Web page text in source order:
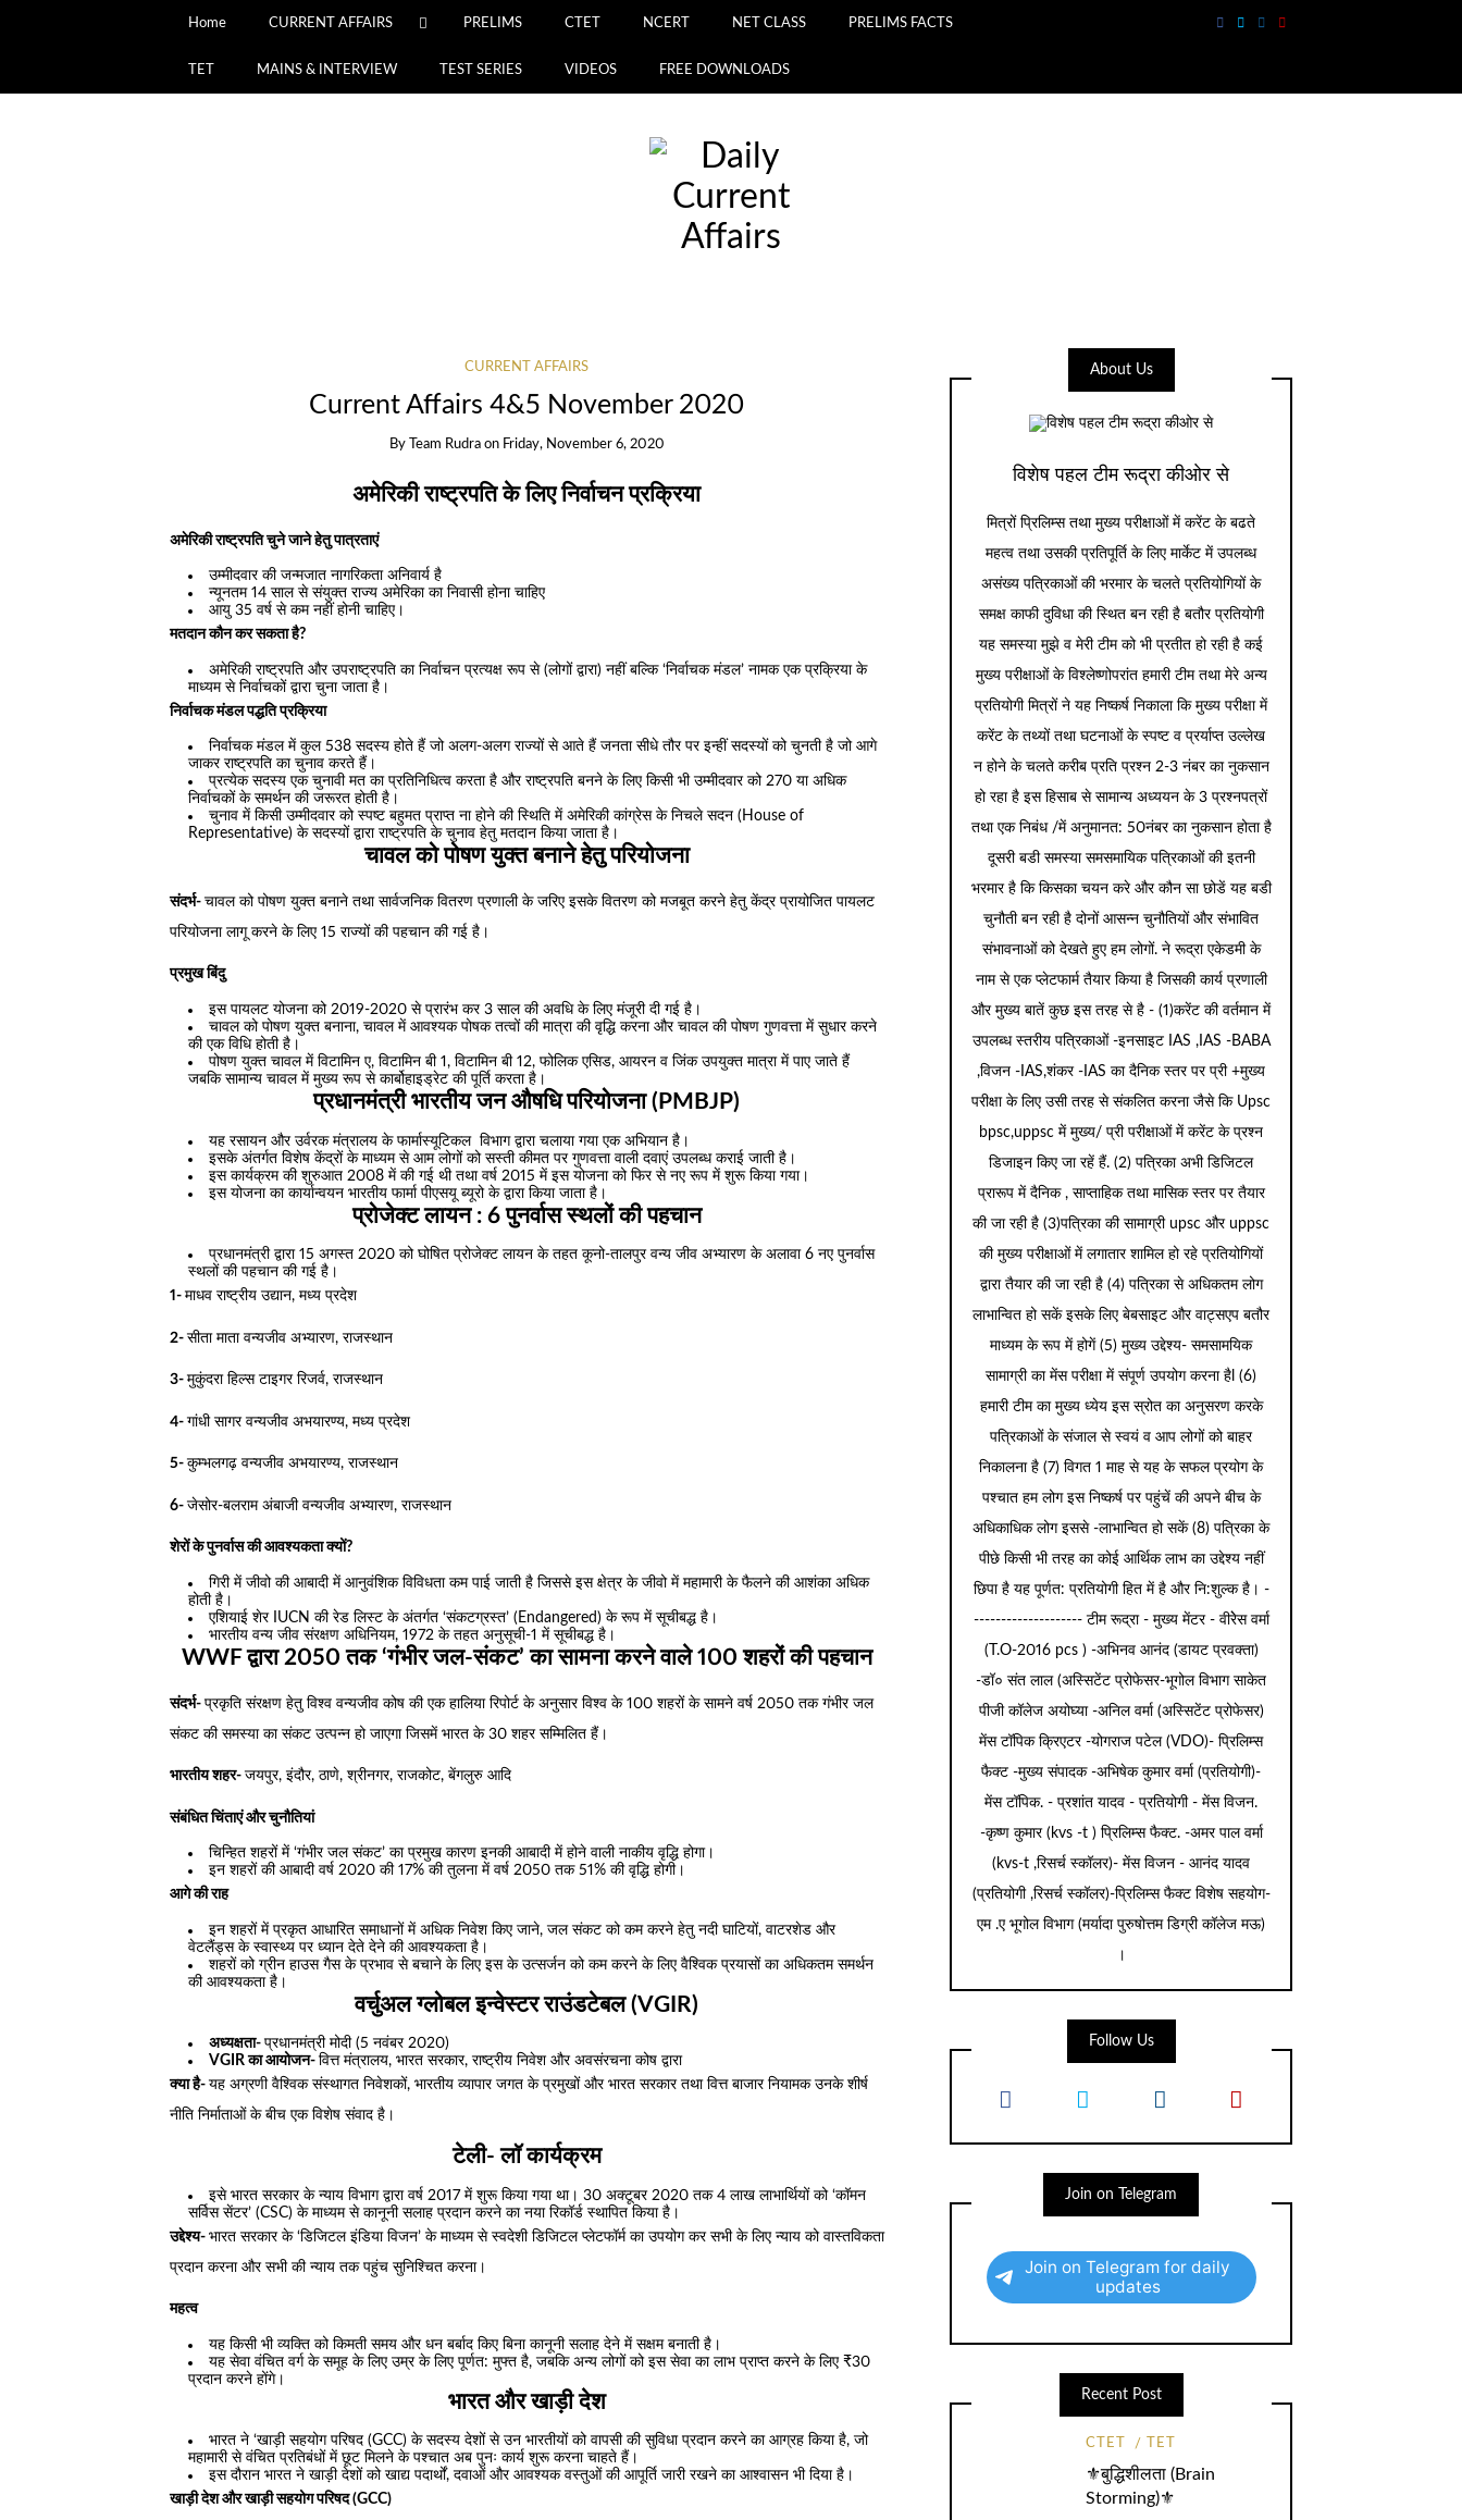
Home CURRENT AFFAIRS PRELIMS CTET NCERT NET CLASS PRELIMS FACTS
TET MAINS & INTERVIEW TEST SERIES VIDEOS FREE DOWNLOADS
CURRENT AFFAIRS
Current Affairs 4&5 November 2020
By Team Rudra on Friday, November 6, 2020
अमेरिकी राष्ट्रपति के लिए निर्वाचन प्रक्रिया
अमेरिकी राष्ट्रपति चुने जाने हेतु पात्रताएं
उम्मीदवार की जन्मजात नागरिकता अनिवार्य है
न्यूनतम 14 साल से संयुक्त राज्य अमेरिका का निवासी होना चाहिए
आयु 35 वर्ष से कम नहीं होनी चाहिए।
मतदान कौन कर सकता है?
अमेरिकी राष्ट्रपति और उपराष्ट्रपति का निर्वाचन प्रत्यक्ष रूप से (लोगों द्वारा) नहीं बल्कि ‘निर्वाचक मंडल’ नामक एक प्रक्रिया के
माध्यम से निर्वाचकों द्वारा चुना जाता है।
निर्वाचक मंडल पद्धति प्रक्रिया
निर्वाचक मंडल में कुल 538 सदस्य होते हैं जो अलग-अलग राज्यों से आते हैं जनता सीधे तौर पर इन्हीं सदस्यों को चुनती है जो आगे
जाकर राष्ट्रपति का चुनाव करते हैं।
प्रत्येक सदस्य एक चुनावी मत का प्रतिनिधित्व करता है और राष्ट्रपति बनने के लिए किसी भी उम्मीदवार को 270 या अधिक
निर्वाचकों के समर्थन की जरूरत होती है।
चुनाव में किसी उम्मीदवार को स्पष्ट बहुमत प्राप्त ना होने की स्थिति में अमेरिकी कांग्रेस के निचले सदन (House of
Representative) के सदस्यों द्वारा राष्ट्रपति के चुनाव हेतु मतदान किया जाता है।
चावल को पोषण युक्त बनाने हेतु परियोजना
संदर्भ- चावल को पोषण युक्त बनाने तथा सार्वजनिक वितरण प्रणाली के जरिए इसके वितरण को मजबूत करने हेतु केंद्र प्रायोजित पायलट
परियोजना लागू करने के लिए 15 राज्यों की पहचान की गई है।
प्रमुख बिंदु
इस पायलट योजना को 2019-2020 से प्रारंभ कर 3 साल की अवधि के लिए मंजूरी दी गई है।
चावल को पोषण युक्त बनाना, चावल में आवश्यक पोषक तत्वों की मात्रा की वृद्धि करना और चावल की पोषण गुणवत्ता में सुधार करने
की एक विधि होती है।
पोषण युक्त चावल में विटामिन ए, विटामिन बी 1, विटामिन बी 12, फोलिक एसिड, आयरन व जिंक उपयुक्त मात्रा में पाए जाते हैं
जबकि सामान्य चावल में मुख्य रूप से कार्बोहाइड्रेट की पूर्ति करता है।
प्रधानमंत्री भारतीय जन औषधि परियोजना (PMBJP)
यह रसायन और उर्वरक मंत्रालय के फार्मास्यूटिकल विभाग द्वारा चलाया गया एक अभियान है।
इसके अंतर्गत विशेष केंद्रों के माध्यम से आम लोगों को सस्ती कीमत पर गुणवत्ता वाली दवाएं उपलब्ध कराई जाती है।
इस कार्यक्रम की शुरुआत 2008 में की गई थी तथा वर्ष 2015 में इस योजना को फिर से नए रूप में शुरू किया गया।
इस योजना का कार्यान्वयन भारतीय फार्मा पीएसयू ब्यूरो के द्वारा किया जाता है।
प्रोजेक्ट लायन : 6 पुनर्वास स्थलों की पहचान
प्रधानमंत्री द्वारा 15 अगस्त 2020 को घोषित प्रोजेक्ट लायन के तहत कूनो-तालपुर वन्य जीव अभ्यारण के अलावा 6 नए पुनर्वास
स्थलों की पहचान की गई है।
1- माधव राष्ट्रीय उद्यान, मध्य प्रदेश
2- सीता माता वन्यजीव अभ्यारण, राजस्थान
3- मुकुंदरा हिल्स टाइगर रिजर्व, राजस्थान
4- गांधी सागर वन्यजीव अभयारण्य, मध्य प्रदेश
5- कुम्भलगढ़ वन्यजीव अभयारण्य, राजस्थान
6- जेसोर-बलराम अंबाजी वन्यजीव अभ्यारण, राजस्थान
शेरों के पुनर्वास की आवश्यकता क्यों?
गिरी में जीवो की आबादी में आनुवंशिक विविधता कम पाई जाती है जिससे इस क्षेत्र के जीवो में महामारी के फैलने की आशंका अधिक
होती है।
एशियाई शेर IUCN की रेड लिस्ट के अंतर्गत ‘संकटग्रस्त’ (Endangered) के रूप में सूचीबद्ध है।
भारतीय वन्य जीव संरक्षण अधिनियम, 1972 के तहत अनुसूची-1 में सूचीबद्ध है।
WWF द्वारा 2050 तक ‘गंभीर जल-संकट’ का सामना करने वाले 100 शहरों की पहचान
संदर्भ- प्रकृति संरक्षण हेतु विश्व वन्यजीव कोष की एक हालिया रिपोर्ट के अनुसार विश्व के 100 शहरों के सामने वर्ष 2050 तक गंभीर जल
संकट की समस्या का संकट उत्पन्न हो जाएगा जिसमें भारत के 30 शहर सम्मिलित हैं।
भारतीय शहर- जयपुर, इंदौर, ठाणे, श्रीनगर, राजकोट, बेंगलुरु आदि
संबंधित चिंताएं और चुनौतियां
चिन्हित शहरों में ‘गंभीर जल संकट’ का प्रमुख कारण इनकी आबादी में होने वाली नाकीय वृद्धि होगा।
इन शहरों की आबादी वर्ष 2020 की 17% की तुलना में वर्ष 2050 तक 51% की वृद्धि होगी।
आगे की राह
इन शहरों में प्रकृत आधारित समाधानों में अधिक निवेश किए जाने, जल संकट को कम करने हेतु नदी घाटियों, वाटरशेड और
वेटलैंड्स के स्वास्थ्य पर ध्यान देते देने की आवश्यकता है।
शहरों को ग्रीन हाउस गैस के प्रभाव से बचाने के लिए इस के उत्सर्जन को कम करने के लिए वैश्विक प्रयासों का अधिकतम समर्थन
की आवश्यकता है।
वर्चुअल ग्लोबल इन्वेस्टर राउंडटेबल (VGIR)
अध्यक्षता-प्रधानमंत्री मोदी (5 नवंबर 2020)
VGIR का आयोजन-वित्त मंत्रालय, भारत सरकार, राष्ट्रीय निवेश और अवसंरचना कोष द्वारा
क्या है- यह अग्रणी वैश्विक संस्थागत निवेशकों, भारतीय व्यापार जगत के प्रमुखों और भारत सरकार तथा वित्त बाजार नियामक उनके शीर्ष
नीति निर्माताओं के बीच एक विशेष संवाद है।
टेली- लाॅ कार्यक्रम
इसे भारत सरकार के न्याय विभाग द्वारा वर्ष 2017 में शुरू किया गया था। 30 अक्टूबर 2020 तक 4 लाख लाभार्थियों को ‘कॉमन
सर्विस सेंटर’ (CSC) के माध्यम से कानूनी सलाह प्रदान करने का नया रिकॉर्ड स्थापित किया है।
उद्देश्य- भारत सरकार के ‘डिजिटल इंडिया विजन’ के माध्यम से स्वदेशी डिजिटल प्लेटफॉर्म का उपयोग कर सभी के लिए न्याय को वास्तविकता
प्रदान करना और सभी की न्याय तक पहुंच सुनिश्चित करना।
महत्व
यह किसी भी व्यक्ति को किमती समय और धन बर्बाद किए बिना कानूनी सलाह देने में सक्षम बनाती है।
यह सेवा वंचित वर्ग के समूह के लिए उम्र के लिए पूर्णत: मुफ्त है, जबकि अन्य लोगों को इस सेवा का लाभ प्राप्त करने के लिए ₹30
प्रदान करने होंगे।
भारत और खाड़ी देश
भारत ने ‘खाड़ी सहयोग परिषद (GCC) के सदस्य देशों से उन भारतीयों को वापसी की सुविधा प्रदान करने का आग्रह किया है, जो
महामारी से वंचित प्रतिबंधों में छूट मिलने के पश्चात अब पुनः कार्य शुरू करना चाहते हैं।
इस दौरान भारत ने खाड़ी देशों को खाद्य पदार्थों, दवाओं और आवश्यक वस्तुओं की आपूर्ति जारी रखने का आश्वासन भी दिया है।
खाड़ी देश और खाड़ी सहयोग परिषद (GCC)
About Us
विशेष पहल टीम रूद्रा कीओर से
मित्रों प्रिलिम्स तथा मुख्य परीक्षाओं में करेंट के बढते
महत्व तथा उसकी प्रतिपूर्ति के लिए मार्केट में उपलब्ध
असंख्य पत्रिकाओं की भरमार के चलते प्रतियोगियों के
समक्ष काफी दुविधा की स्थित बन रही है बतौर प्रतियोगी
यह समस्या मुझे व मेरी टीम को भी प्रतीत हो रही है कई
मुख्य परीक्षाओं के विश्लेष्णोपरांत हमारी टीम तथा मेरे अन्य
प्रतियोगी मित्रों ने यह निष्कर्ष निकाला कि मुख्य परीक्षा में
करेंट के तथ्यों तथा घटनाओं के स्पष्ट व प्रर्याप्त उल्लेख
न होने के चलते करीब प्रति प्रश्न 2-3 नंबर का नुकसान
हो रहा है इस हिसाब से सामान्य अध्ययन के 3 प्रश्नपत्रों
तथा एक निबंध /में अनुमानत: 50नंबर का नुकसान होता है
दूसरी बडी समस्या समसमायिक पत्रिकाओं की इतनी
भरमार है कि किसका चयन करे और कौन सा छोडें यह बडी
चुनौती बन रही है दोनों आसन्न चुनौतियों और संभावित
संभावनाओं को देखते हुए हम लोगों. ने रूद्रा एकेडमी के
नाम से एक प्लेटफार्म तैयार किया है जिसकी कार्य प्रणाली
और मुख्य बातें कुछ इस तरह से है - (1)करेंट की वर्तमान में
उपलब्ध स्तरीय पत्रिकाओं -इनसाइट IAS ,IAS -BABA
,विजन -IAS,शंकर -IAS का दैनिक स्तर पर प्री +मुख्य
परीक्षा के लिए उसी तरह से संकलित करना जैसे कि Upsc
bpsc,uppsc में मुख्य/ प्री परीक्षाओं में करेंट के प्रश्न
डिजाइन किए जा रहें हैं. (2) पत्रिका अभी डिजिटल
प्रारूप में दैनिक , साप्ताहिक तथा मासिक स्तर पर तैयार
की जा रही है (3)पत्रिका की सामाग्री upsc और uppsc
की मुख्य परीक्षाओं में लगातार शामिल हो रहे प्रतियोगियों
द्वारा तैयार की जा रही है (4) पत्रिका से अधिकतम लोग
लाभान्वित हो सकें इसके लिए बेबसाइट और वाट्सएप बतौर
माध्यम के रूप में होगें (5) मुख्य उद्देश्य- समसामयिक
सामाग्री का मेंस परीक्षा में संपूर्ण उपयोग करना हैl (6)
हमारी टीम का मुख्य ध्येय इस स्रोत का अनुसरण करके
पत्रिकाओं के संजाल से स्वयं व आप लोगों को बाहर
निकालना है (7) विगत 1 माह से यह के सफल प्रयोग के
पश्चात हम लोग इस निष्कर्ष पर पहुंचें की अपने बीच के
अधिकाधिक लोग इससे -लाभान्वित हो सकें (8) पत्रिका के
पीछे किसी भी तरह का कोई आर्थिक लाभ का उद्देश्य नहीं
छिपा है यह पूर्णत: प्रतियोगी हित में है और नि:शुल्क है। -
-------------------- टीम रूद्रा - मुख्य मेंटर - वीरेेस वर्मा
(T.O-2016 pcs ) -अभिनव आनंद (डायट प्रवक्ता)
-डॉ० संत लाल (अस्सिटेंट प्रोफेसर-भूगोल विभाग साकेत
पीजी कॉलेज अयोघ्या -अनिल वर्मा (अस्सिटेंट प्रोफेसर)
मेंस टॉपिक क्रिएटर -योगराज पटेल (VDO)- प्रिलिम्स
फैक्ट -मुख्य संपादक -अभिषेक कुमार वर्मा (प्रतियोगी)-
मेंस टॉपिक. - प्रशांत यादव - प्रतियोगी - मेंस विजन.
-कृष्ण कुमार (kvs -t ) प्रिलिम्स फैक्ट. -अमर पाल वर्मा
(kvs-t ,रिसर्च स्कॉलर)- मेंस विजन - आनंद यादव
(प्रतियोगी ,रिसर्च स्कॉलर)-प्रिलिम्स फैक्ट विशेष सहयोग-
एम .ए भूगोल विभाग (मर्यादा पुरुषोत्तम डिग्री कॉलेज मऊ)
।
Follow Us
Join on Telegram
Join on Telegram for daily
updates
Recent Post
CTET TET
⚜️बुद्धिशीलता (Brain
Storming)⚜️